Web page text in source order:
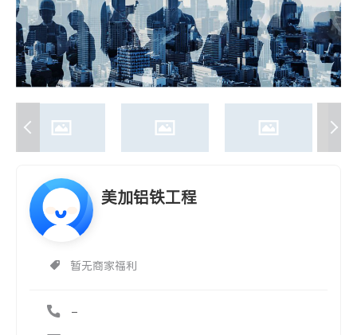
建筑装修
美加铝铁工程
暂无商家福利
-